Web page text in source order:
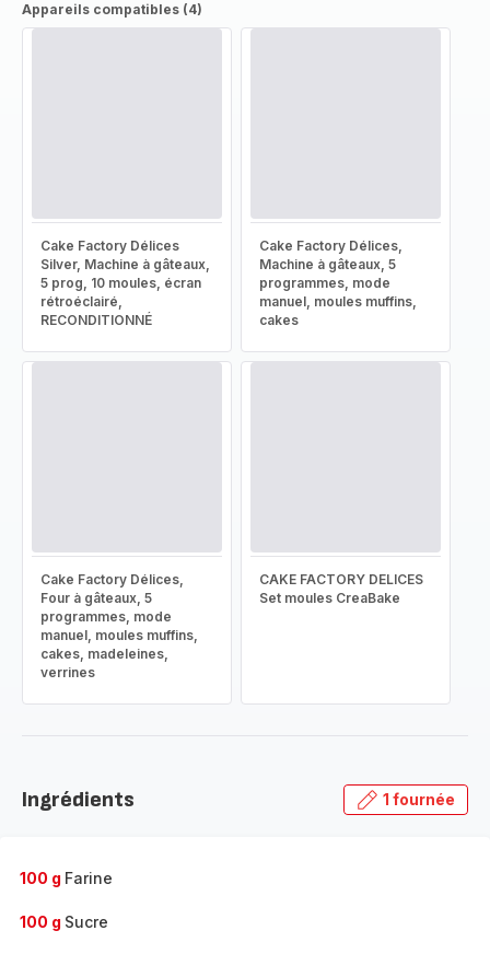
Appareils compatibles (4)
Cake Factory Délices
Silver, Machine à gâteaux,
5 prog, 10 moules, écran
rétroéclairé,
RECONDITIONNÉ
Cake Factory Délices,
Machine à gâteaux, 5
programmes, mode
manuel, moules muffins,
cakes
Cake Factory Délices,
Four à gâteaux, 5
programmes, mode
manuel, moules muffins,
cakes, madeleines,
verrines
CAKE FACTORY DELICES
Set moules CreaBake
Ingrédients 1 fournée
100 g Farine
100 g Sucre